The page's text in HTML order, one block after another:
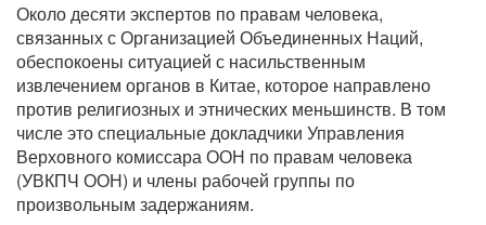
Около десяти экспертов по правам человека,
связанных с Организацией Объединенных Наций,
обеспокоены ситуацией с насильственным
извлечением органов в Китае, которое направлено
против религиозных и этнических меньшинств. В том
числе это специальные докладчики Управления
Верховного комиссара ООН по правам человека
(УВКПЧ ООН) и члены рабочей группы по
произвольным задержаниям.